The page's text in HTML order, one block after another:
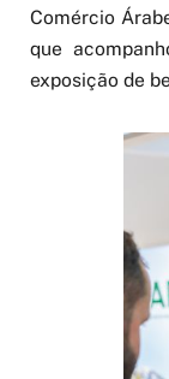
Comércio
que
exposição de